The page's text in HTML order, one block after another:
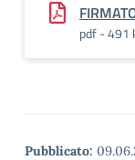
pdf - 491
Pubblicato: